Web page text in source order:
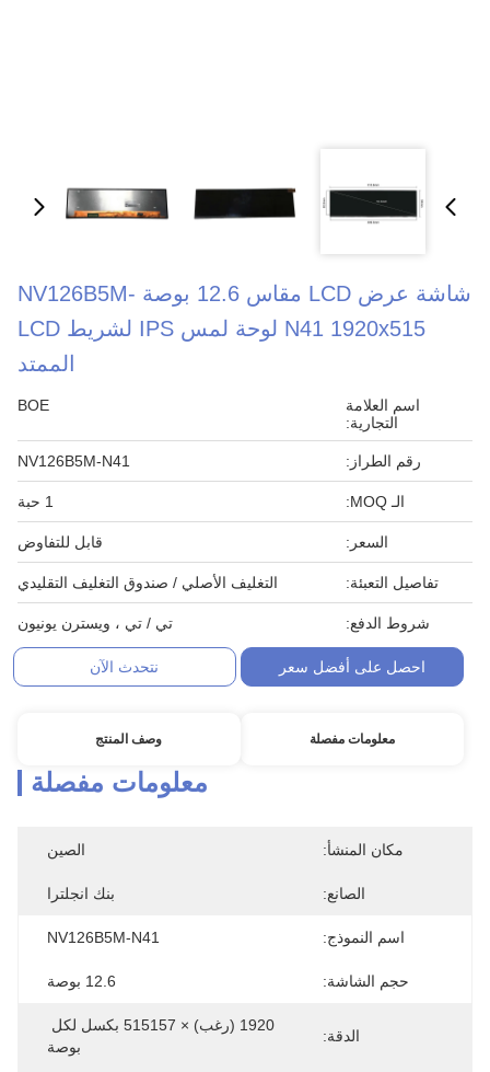
شاشة عرض LCD مقاس 12.6 بوصة NV126B5M-
N41 1920x515 لوحة لمس IPS لشريط LCD
الممتد
اسم العلامة
التجارية:
BOE
رقم الطراز: NV126B5M-N41
الـ MOQ: 1 حبة
السعر: قابل للتفاوض
تفاصيل التعبئة: التغليف الأصلي / صندوق التغليف التقليدي
شروط الدفع: تي / تي ، ويسترن يونيون
احصل على أفضل سعر نتحدث الآن
معلومات مفصلة وصف المنتج
معلومات مفصلة
مكان المنشأ: الصين
الصانع: بنك انجلترا
اسم النموذج: NV126B5M-N41
حجم الشاشة: 12.6 بوصة
الدقة:
بوصة